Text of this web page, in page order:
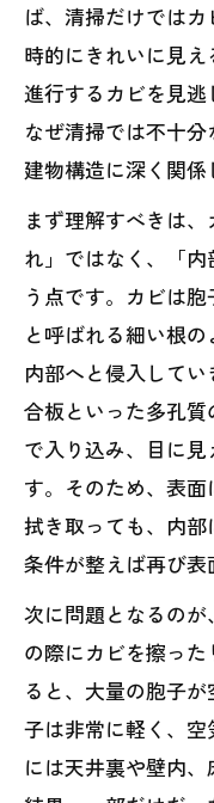
ば、清掃だけでは
時的にきれいに見
進行するカビを見逃
なぜ清掃では不十
建物構造に深く関係
まず理解すべきは
れ」ではなく、「
う点です。カビは
と呼ばれる細い根
内部へと侵入してい
合板といった多孔
で入り込み、目に
す。そのため、表
拭き取っても、内部
条件が整えば再び表
次に問題となるの
の際にカビを擦っ
ると、大量の胞子
子は非常に軽く、
には天井裏や壁内